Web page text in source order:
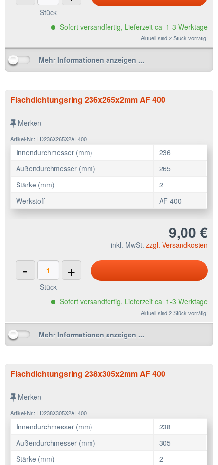
Stück
Sofort versandfertig, Lieferzeit ca. 1-3 Werktage
Aktuell sind 2 Stück vorrätig!
Mehr Informationen anzeigen ...
Flachdichtungsring 236x265x2mm AF 400
Merken
Artikel-Nr.: FD236X265X2AF400
Innendurchmesser (mm)
236
Außendurchmesser (mm)
265
Stärke (mm)
2
Werkstoff
AF 400
9,00 €
inkl. MwSt. zzgl. Versandkosten
- +
Stück
Sofort versandfertig, Lieferzeit ca. 1-3 Werktage
Aktuell sind 2 Stück vorrätig!
Mehr Informationen anzeigen ...
Flachdichtungsring 238x305x2mm AF 400
Merken
Artikel-Nr.: FD238X305X2AF400
Innendurchmesser (mm)
238
Außendurchmesser (mm)
305
Stärke (mm)
2